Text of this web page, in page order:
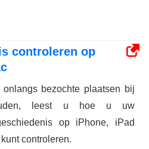
controleren op
bezochte plaatsen bij
leest u hoe u uw
op iPhone, iPad
controleren.